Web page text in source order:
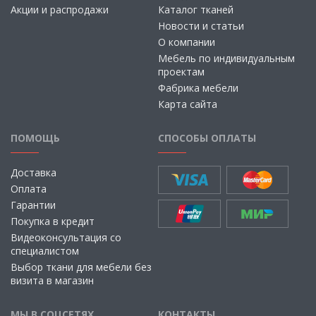
Акции и распродажи
Каталог тканей
Новости и статьи
О компании
Мебель по индивидуальным
проектам
Фабрика мебели
Карта сайта
ПОМОЩЬ
Доставка
Оплата
Гарантии
Покупка в кредит
Видеоконсультация со
специалистом
Выбор ткани для мебели без
визита в магазин
СПОСОБЫ ОПЛАТЫ